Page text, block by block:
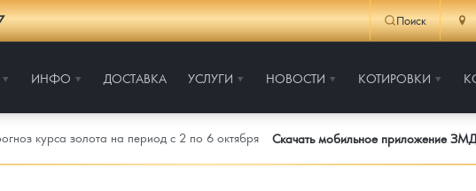
Поиск
ИНФО ДОСТАВКА УСЛУГИ НОВОСТИ КОТИРОВКИ
курса золота на период с 2 по 6 октября Скачать мобильное приложение ЗМД